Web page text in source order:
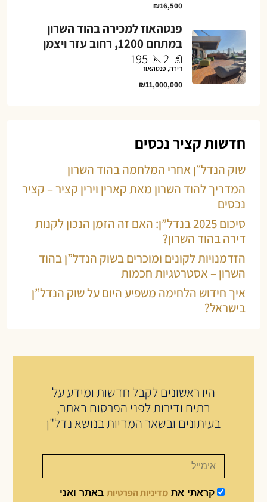
₪16,500
פנטהאוז למכירה בהוד השרון
במתחם 1200, רחוב עזר ויצמן
2
195
דירה, פנטהאוז
₪11,000,000
חדשות קציר נכסים
שוק הנדל״ן אחרי המלחמה בהוד השרון
המדריך להוד השרון מאת קארין וירין קציר – קציר
נכסים
סיכום 2025 בנדל”ן: האם זה הזמן הנכון לקנות
דירה בהוד השרון?
הזדמנויות לקונים ומוכרים בשוק הנדל”ן בהוד
השרון – אסטרטגיות חכמות
איך חידוש הלחימה משפיע היום על שוק הנדל”ן
בישראל?
היו ראשונים לקבל חדשות ומידע על
בתים ודירות לפני הפרסום באתר,
בעיתונים ובשאר המדיות בנושא נדל"ן
קראתי את מדיניות הפרטיות באתר ואני